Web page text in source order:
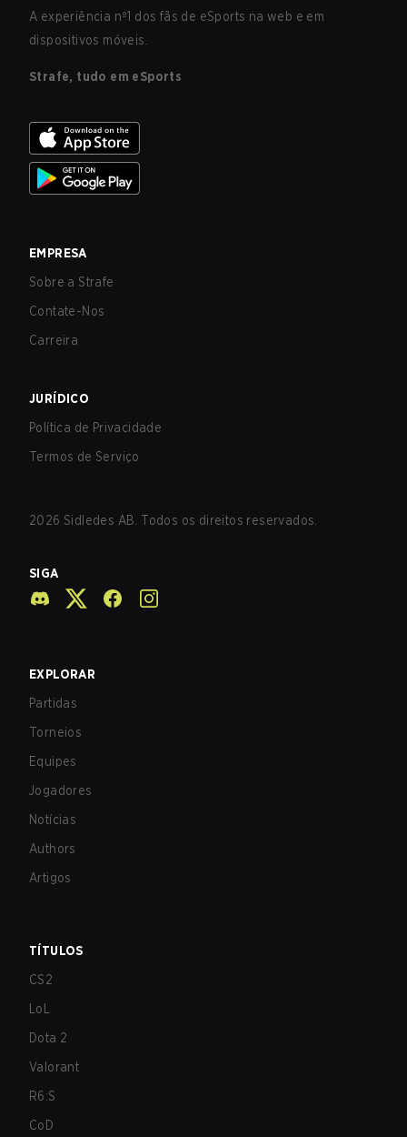
A experiência nº1 dos fãs de eSports na web e em
dispositivos móveis.
Strafe, tudo em eSports
EMPRESA
Sobre a Strafe
Contate-Nos
Carreira
JURÍDICO
Política de Privacidade
Termos de Serviço
2026 Sidledes AB. Todos os direitos reservados.
SIGA
EXPLORAR
Partidas
Torneios
Equipes
Jogadores
Notícias
Authors
Artigos
TÍTULOS
CS2
LoL
Dota 2
Valorant
R6:S
CoD